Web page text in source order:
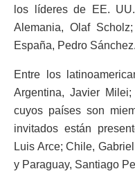
los líderes de EE.
Alemania, Olaf
España, Pedro Sánchez.
Entre los
Argentina, Javier
cuyos países son
invitados están
Luis Arce; Chile,
y Paraguay, Santiago